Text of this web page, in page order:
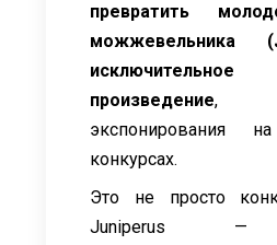
превратить
можжевельника (
произведение,
экспонирования
конкурсах.
Это не просто
Juniperus —